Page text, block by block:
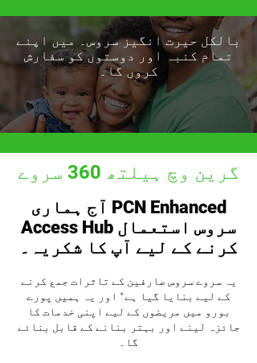
بالکل حیرت انگیز سروس۔ میں اپنے
تمام کنبہ اور دوستوں کو سفارش
کروں گا۔
گرین وچ ہیلتھ 360 سروے
آج ہماری PCN Enhanced
Access Hub سروس استعمال
کرنے کے لیے آپ کا شکریہ۔
یہ سروے سروس صارفین کے تاثرات جمع کرنے
کے لیے بنایا گیا ہے* اور یہ ہمیں پورے
بورو میں مریضوں کے لیے اپنی خدمات کا
جائزہ لینے اور بہتر بنانے کے قابل بنائے
گا۔